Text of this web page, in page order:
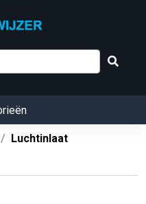
Luchtinlaat